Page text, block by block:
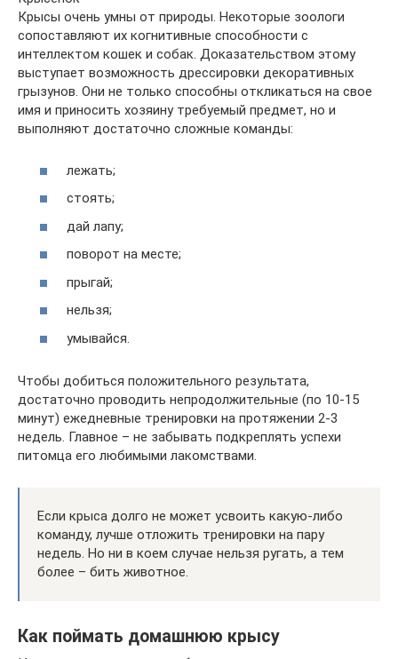
Крысы очень умны от природы. Некоторые зоологи
сопоставляют их когнитивные способности с
интеллектом кошек и собак. Доказательством этому
выступает возможность дрессировки декоративных
грызунов. Они не только способны откликаться на свое
имя и приносить хозяину требуемый предмет, но и
выполняют достаточно сложные команды:
лежать;
стоять;
дай лапу;
поворот на месте;
прыгай;
нельзя;
умывайся.
Чтобы добиться положительного результата,
достаточно проводить непродолжительные (по 10-15
минут) ежедневные тренировки на протяжении 2-3
недель. Главное – не забывать подкреплять успехи
питомца его любимыми лакомствами.
Если крыса долго не может усвоить какую-либо
команду, лучше отложить тренировки на пару
недель. Но ни в коем случае нельзя ругать, а тем
более – бить животное.
Как поймать домашнюю крысу